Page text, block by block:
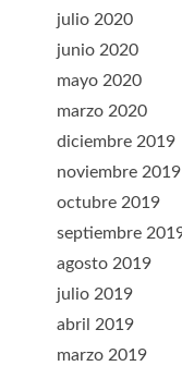
julio 2020
junio 2020
mayo 2020
marzo 2020
diciembre 2019
noviembre 2019
octubre 2019
septiembre
agosto 2019
julio 2019
abril 2019
marzo 2019